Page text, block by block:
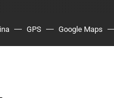
GPS Google Maps